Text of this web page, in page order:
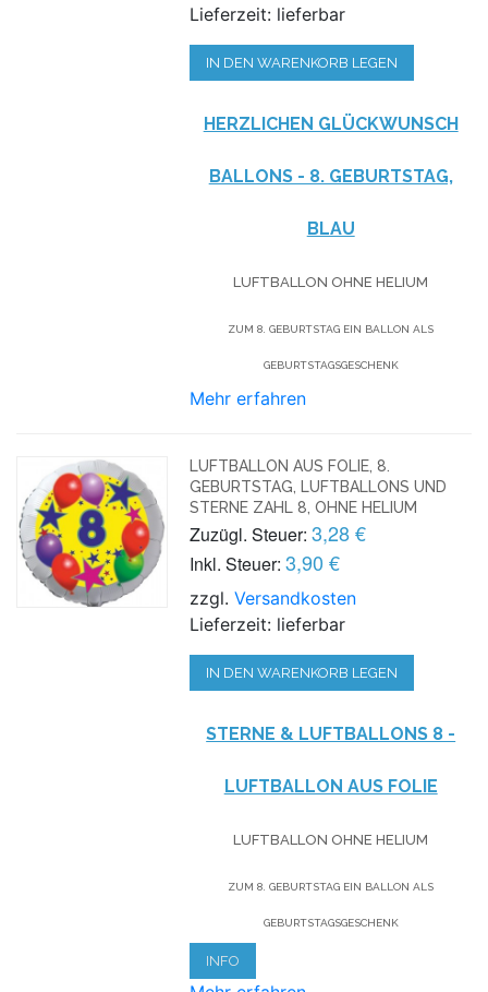
Lieferzeit: lieferbar
IN DEN WARENKORB LEGEN
HERZLICHEN GLÜCKWUNSCH
BALLONS - 8. GEBURTSTAG,
BLAU
LUFTBALLON OHNE HELIUM
ZUM 8. GEBURTSTAG EIN BALLON ALS
GEBURTSTAGSGESCHENK
Mehr erfahren
LUFTBALLON AUS FOLIE, 8.
GEBURTSTAG, LUFTBALLONS UND
STERNE ZAHL 8, OHNE HELIUM
Zuzügl. Steuer: 3,28 €
Inkl. Steuer: 3,90 €
zzgl.Versandkosten
Lieferzeit: lieferbar
IN DEN WARENKORB LEGEN
STERNE & LUFTBALLONS 8 -
LUFTBALLON AUS FOLIE
LUFTBALLON OHNE HELIUM
ZUM 8. GEBURTSTAG EIN BALLON ALS
GEBURTSTAGSGESCHENK
INFO